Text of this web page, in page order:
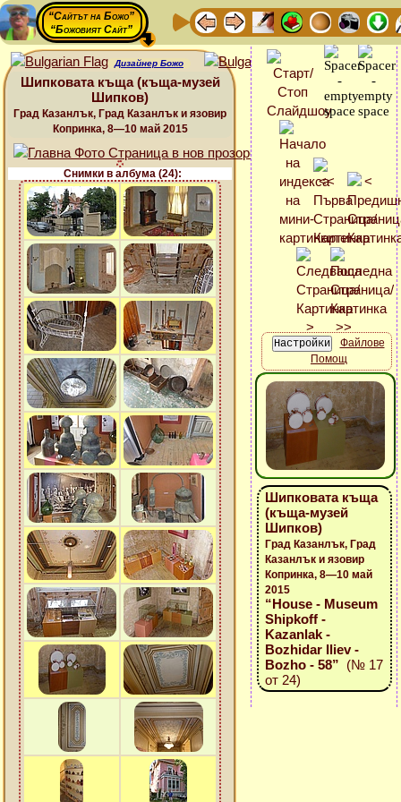
“Сайтът на Божо”
“Божовият Сайт”
Дизайнер Божо
Шипковата къща (къща-музей
Шипков)
Град Казанлък, Град Казанлък и язовир
Копринка, 8—10 май 2015
Снимки в албума (24):
Файлове
Помощ
Шипковата къща
(къща-музей
Шипков)
Град Казанлък, Град
Казанлък и язовир
Копринка, 8—10 май
2015
“House - Museum
Shipkoff -
Kazanlak -
Bozhidar Iliev -
Bozho - 58” (№ 17
от 24)